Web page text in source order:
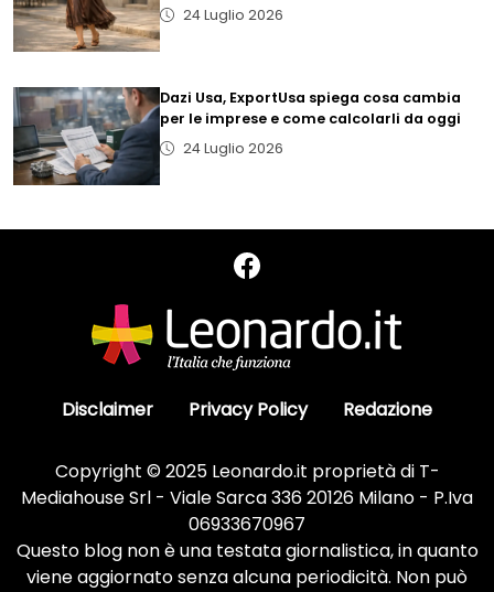
24 Luglio 2026
Dazi Usa, ExportUsa spiega cosa cambia
per le imprese e come calcolarli da oggi
24 Luglio 2026
Disclaimer Privacy Policy Redazione
Copyright © 2025 Leonardo.it proprietà di T-
Mediahouse Srl - Viale Sarca 336 20126 Milano - P.Iva
06933670967
Questo blog non è una testata giornalistica, in quanto
viene aggiornato senza alcuna periodicità. Non può